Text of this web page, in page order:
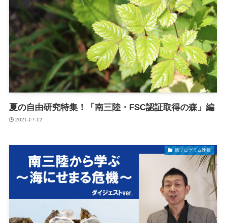
夏の自由研究特集！「南三陸・FSC認証取得の森」編
2021-07-12
新プログラム速報